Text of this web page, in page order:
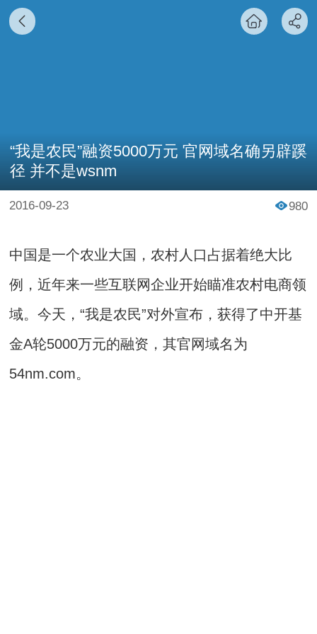
“我是农民”融资5000万元 官网域名确另辟蹊
径 并不是wsnm
2016-09-23 980
中国是一个农业大国，农村人口占据着绝大比
例，近年来一些互联网企业开始瞄准农村电商领
域。今天，“我是农民”对外宣布，获得了中开基
金A轮5000万元的融资，其官网域名为
54nm.com。